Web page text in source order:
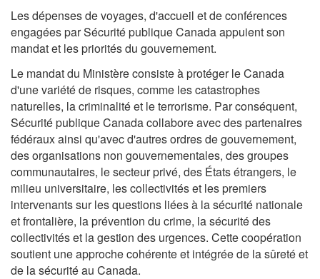
Les dépenses de voyages, d'accueil et de conférences
engagées par Sécurité publique Canada appuient son
mandat et les priorités du gouvernement.
Le mandat du Ministère consiste à protéger le Canada
d'une variété de risques, comme les catastrophes
naturelles, la criminalité et le terrorisme. Par conséquent,
Sécurité publique Canada collabore avec des partenaires
fédéraux ainsi qu'avec d'autres ordres de gouvernement,
des organisations non gouvernementales, des groupes
communautaires, le secteur privé, des États étrangers, le
milieu universitaire, les collectivités et les premiers
intervenants sur les questions liées à la sécurité nationale
et frontalière, la prévention du crime, la sécurité des
collectivités et la gestion des urgences. Cette coopération
soutient une approche cohérente et intégrée de la sûreté et
de la sécurité au Canada.